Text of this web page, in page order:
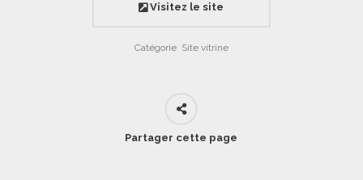
Visitez le site
Catégorie Site vitrine
Partager cette page